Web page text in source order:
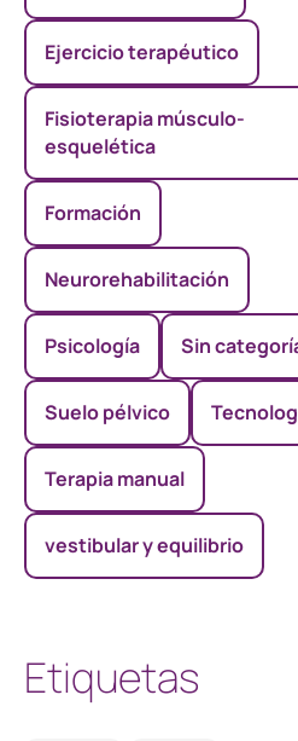
Ejercicio terapéutico
Fisioterapia músculo-
esquelética
Formación
Neurorehabilitación
Psicología Sin
Suelo pélvico
Terapia manual
vestibular y equilibrio
Etiquetas